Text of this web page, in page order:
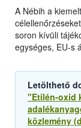
A Nébih a
soron kívüli
egységes, EU-s
Letölthető
"Etilén-oxid
közlemény